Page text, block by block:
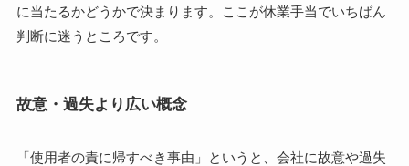
に当たるかどうかで決まります。ここが休業手当でいちばん
判断に迷うところです。
故意・過失より広い概念
「使用者の責に帰すべき事由」というと、会社に故意や過失